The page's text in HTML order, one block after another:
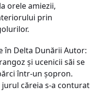
orele amiezii,
prin
în Delta Dunării Autor:
şi ucenicii săi se
într-un şopron.
căreia s-a conturat